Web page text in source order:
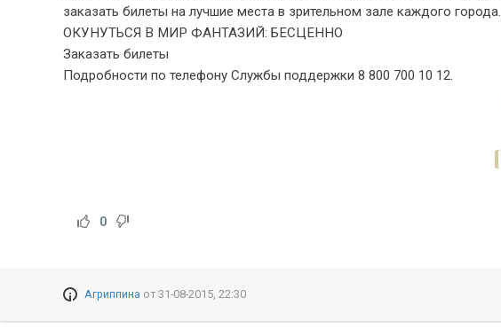
заказать билеты на лучшие места в зрительном зале каждого города.
ОКУНУТЬСЯ В МИР ФАНТАЗИЙ: БЕСЦЕННО
Заказать билеты
Подробности по телефону Службы поддержки 8 800 700 10 12.
0
Агриппина от 31-08-2015, 22:30